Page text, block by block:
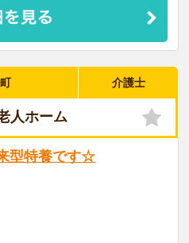
介護士
人ホーム
型特養です☆